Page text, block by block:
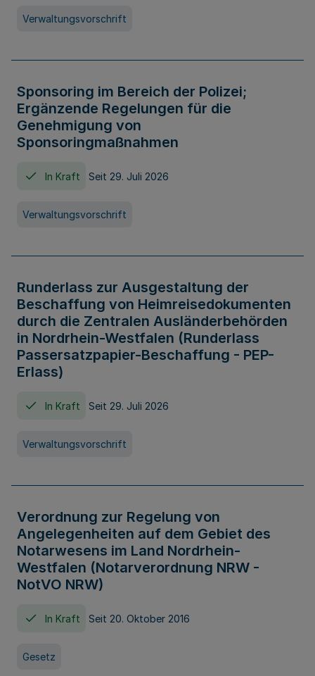
Verwaltungsvorschrift
Sponsoring im Bereich der Polizei;
Ergänzende Regelungen für die
Genehmigung von
Sponsoringmaßnahmen
In Kraft Seit 29. Juli 2026
Verwaltungsvorschrift
Runderlass zur Ausgestaltung der
Beschaffung von Heimreisedokumenten
durch die Zentralen Ausländerbehörden
in Nordrhein-Westfalen (Runderlass
Passersatzpapier-Beschaffung - PEP-
Erlass)
In Kraft Seit 29. Juli 2026
Verwaltungsvorschrift
Verordnung zur Regelung von
Angelegenheiten auf dem Gebiet des
Notarwesens im Land Nordrhein-
Westfalen (Notarverordnung NRW -
NotVO NRW)
In Kraft Seit 20. Oktober 2016
Gesetz